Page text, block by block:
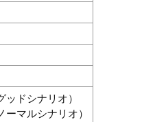
ッドシナリオ）
ーマルシナリオ）